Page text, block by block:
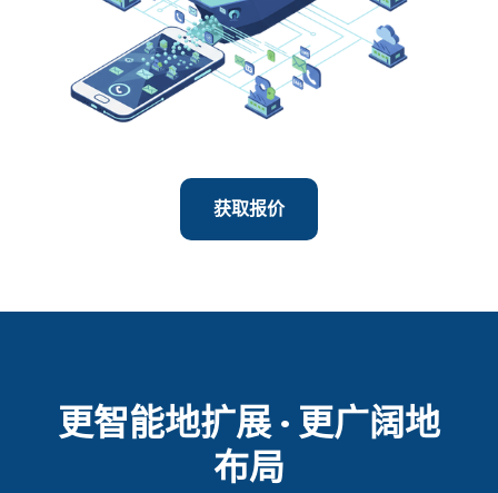
获取报价
更智能地扩展 · 更广阔地
布局